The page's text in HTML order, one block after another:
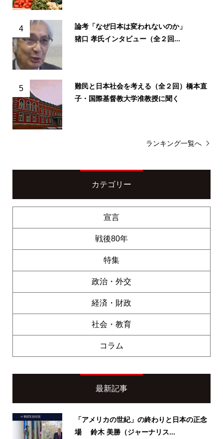
4
論考「なぜ日本は変われないのか」
猪口 孝氏インタビュー（全２回...
5
難民と日本社会を考える（全２回）橋本直
子・国際基督教大学准教授に聞く
ランキング一覧へ
カテゴリー
宣言
戦後80年
特集
政治・外交
経済・財政
社会・教育
コラム
最新記事
「アメリカの世紀」の終わりと日本の正念
場 鈴木 美勝（ジャーナリス...